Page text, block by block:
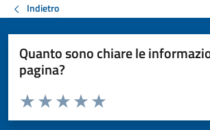
Indietro
Quanto sono chiare le
pagina?
Valuta da 1 a 5 stelle la pagina
Valuta 5 stelle su 5
Valuta 4 stelle su 5
Valuta 3 stelle su 5
Valuta 2 stelle su 5
Valuta 1 stelle su 5